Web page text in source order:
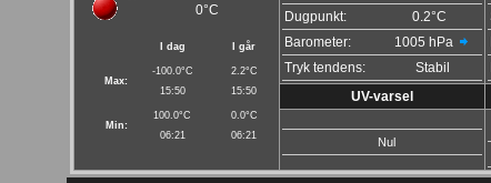
0°C
I dag I går
Max:
-100.0°C
15:50
2.2°C
15:50
Min:
100.0°C
06:21
0.0°C
06:21
Dugpunkt:
0.2°C
Barometer:
1005 hPa
Tryk tendens:
Stabil
UV-varsel
Nul